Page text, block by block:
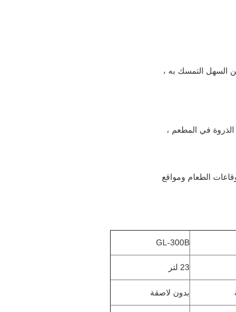
السهل التمسك به ،
في المطعم ،
الطعام ومواقع
GL-300B
23 لتر
بدون لاصقة